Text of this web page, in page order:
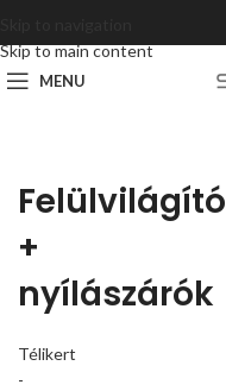
Skip to main content
MENU
Felülvilágító
+
nyílászárók
Télikert
-